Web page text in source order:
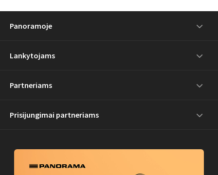
Panoramoje
Lankytojams
Partneriams
Prisijungimai partneriams